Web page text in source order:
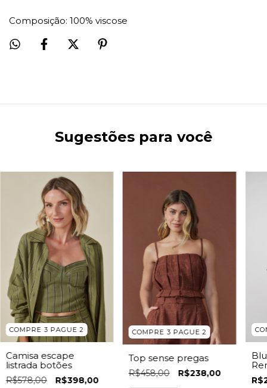
Composição: 100% viscose
Sugestões para você
COMPRE 3 PAGUE 2
Camisa escape
listrada botões
R$578,00 R$398,00
COMPRE 3 PAGUE 2
Top sense pregas
R$458,00 R$238,00